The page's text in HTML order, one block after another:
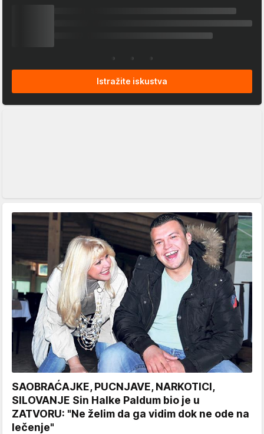
Istražite iskustva
SAOBRAĆAJKE, PUCNJAVE, NARKOTICI,
SILOVANJE Sin Halke Paldum bio je u
ZATVORU: "Ne želim da ga vidim dok ne ode na
lečenje"